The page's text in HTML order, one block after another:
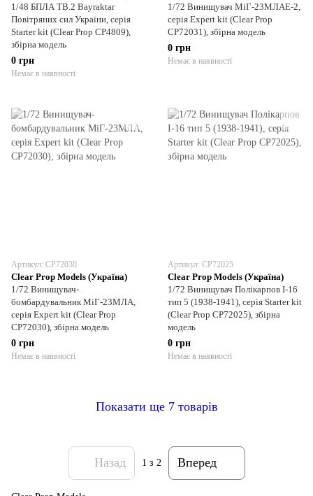
1/48 БПЛА TB.2 Bayraktar
Повітряних сил України, серія
Starter kit (Clear Prop CP4809),
збірна модель
0 грн
Немає в наявності
1/72 Винищувач МіГ-23МЛАЕ-2,
серія Expert kit (Clear Prop
CP72031), збірна модель
0 грн
Немає в наявності
Артикул: CP72030
Clear Prop Models (Україна)
1/72 Винищувач-
бомбардувальник МіГ-23МЛА,
серія Expert kit (Clear Prop
CP72030), збірна модель
0 грн
Немає в наявності
Артикул: CP72025
Clear Prop Models (Україна)
1/72 Винищувач Полікарпов І-16
тип 5 (1938-1941), серія Starter kit
(Clear Prop CP72025), збірна
модель
0 грн
Немає в наявності
Показати ще 7 товарів
Назад 1 з 2 Вперед